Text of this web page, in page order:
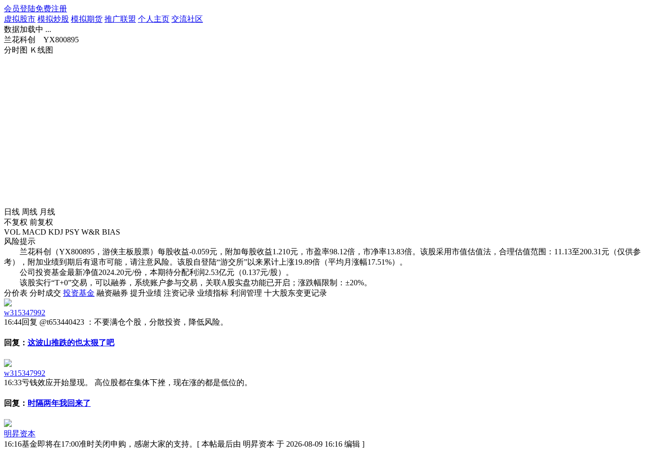
会员登陆免费注册
虚拟股市 模拟炒股 模拟期货 推广联盟 个人主页 交流社区
数据加载中 ...
兰花科创 YX800895
分时图 Ｋ线图
日线 周线 月线
不复权 前复权
VOL MACD KDJ PSY W&R BIAS
风险提示
兰花科创（YX800895，游侠主板股票）每股收益-0.059元，附加每股收益1.210元，市盈率98.12倍，市净率13.83倍。该股采用市值估值法，合理估值范围：11.13至200.31元（仅供参
考）， 附加业绩到期后有退市可能，请注意风险。该股自登陆“游交所”以来累计上涨19.89倍 （平均月涨幅17.51%）。
公司投资基金最新净值2024.20元/份，本期待分配利润2.53亿元（0.137元/股）
。
该股实行“T+0”交易 ， 可以融券 ，系统账户参与交易，关联A股实盘功能已开启；涨跌幅限制： ±20%。
分价表 分时成交 投资基金 融资融券 提升业绩 注资记录 业绩指标 利润管理 十大股东变更记录
w315347992
16:44回复 @t653440423 ：不要满仓个股，分散投资，降低风险。
回复： 这波山推跌的也太狠了吧
w315347992
16:33亏钱效应开始显现。 高位股都在集体下挫，现在涨的都是低位的。
回复： 时隔两年我回来了
明昇资本
16:16基金即将在17:00准时关闭申购，感谢大家的支持。[ 本帖最后由 明昇资本 于 2026-08-09 16:16 编辑 ]